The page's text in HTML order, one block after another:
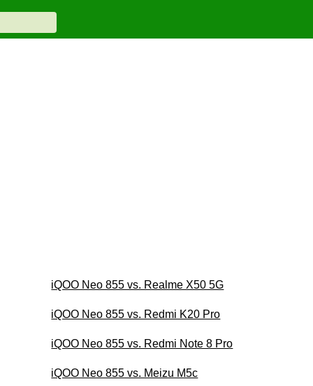
iQOO Neo 855 vs. Realme X50 5G
iQOO Neo 855 vs. Redmi K20 Pro
iQOO Neo 855 vs. Redmi Note 8 Pro
iQOO Neo 855 vs. Meizu M5c